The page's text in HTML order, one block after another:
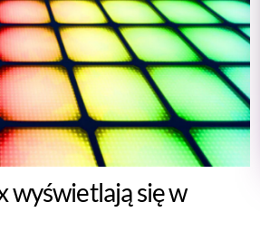
wyświetlają się w